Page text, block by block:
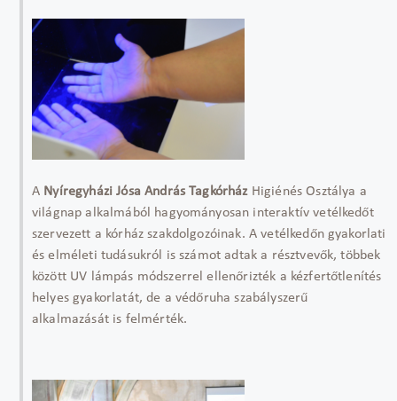
A Nyíregyházi Jósa András TagkórházHigiénés Osztálya a
világnap alkalmából hagyományosan interaktív vetélkedőt
szervezett a kórház szakdolgozóinak. A vetélkedőn gyakorlati
és elméleti tudásukról is számot adtak a résztvevők, többek
között UV lámpás módszerrel ellenőrizték a kézfertőtlenítés
helyes gyakorlatát, de a védőruha szabályszerű
alkalmazását is felmérték.